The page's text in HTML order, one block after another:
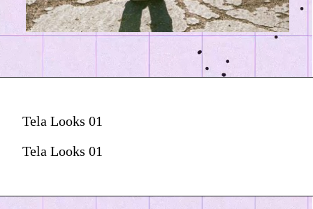
Tela Looks 01
Tela Looks 01